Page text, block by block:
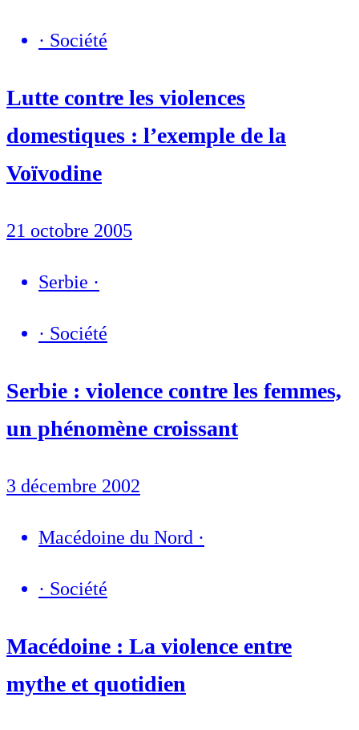
· Société
Lutte contre les violences
domestiques : l’exemple de la
Voïvodine
21 octobre 2005
Serbie ·
· Société
Serbie : violence contre les femmes,
un phénomène croissant
3 décembre 2002
Macédoine du Nord ·
· Société
Macédoine : La violence entre
mythe et quotidien